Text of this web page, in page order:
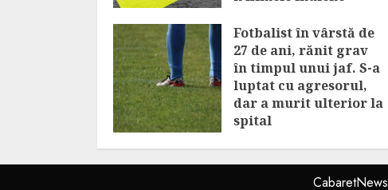
Fotbalist în vârstă de
27 de ani, rănit grav
în timpul unui jaf. S-a
luptat cu agresorul,
dar a murit ulterior la
spital
CabaretNews